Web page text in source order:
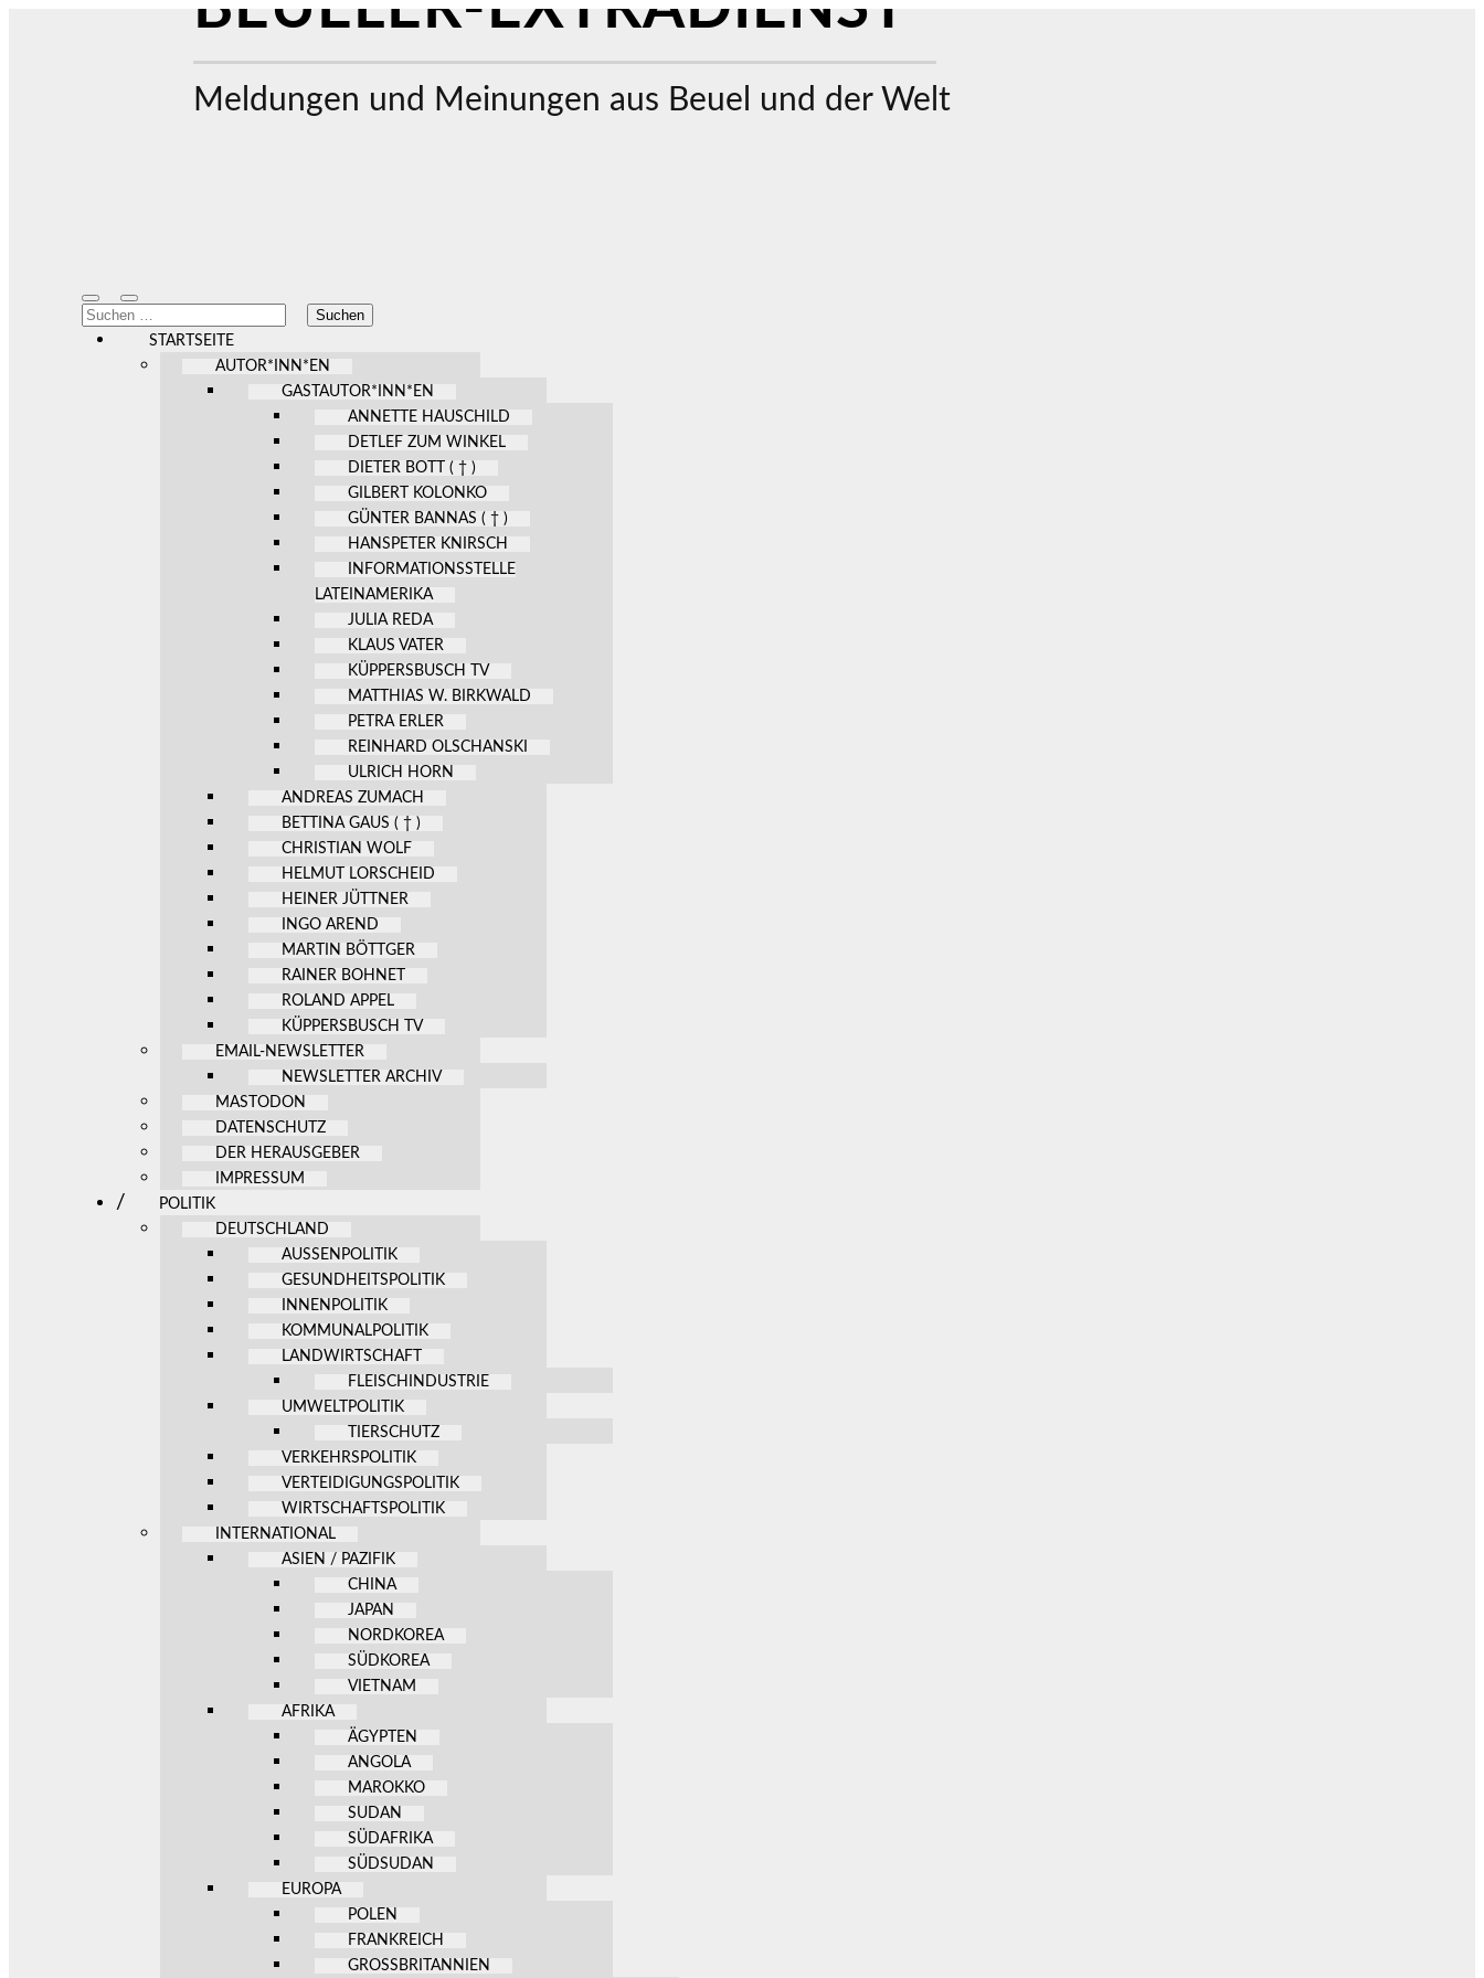
Meldungen und Meinungen aus Beuel und der Welt
Mobile-
Menü
ein-/ausblenden
Suchfeld
ein-/ausblenden
Suchen
nach:
STARTSEITE
AUTOR*INN*EN
GASTAUTOR*INN*EN
ANNETTE HAUSCHILD
DETLEF ZUM WINKEL
DIETER BOTT ( † )
GILBERT KOLONKO
GÜNTER BANNAS ( † )
HANSPETER KNIRSCH
INFORMATIONSSTELLE
LATEINAMERIKA
JULIA REDA
KLAUS VATER
KÜPPERSBUSCH TV
MATTHIAS W. BIRKWALD
PETRA ERLER
REINHARD OLSCHANSKI
ULRICH HORN
ANDREAS ZUMACH
BETTINA GAUS ( † )
CHRISTIAN WOLF
HELMUT LORSCHEID
HEINER JÜTTNER
INGO AREND
MARTIN BÖTTGER
RAINER BOHNET
ROLAND APPEL
KÜPPERSBUSCH TV
EMAIL-NEWSLETTER
NEWSLETTER ARCHIV
MASTODON
DATENSCHUTZ
DER HERAUSGEBER
IMPRESSUM
POLITIK
DEUTSCHLAND
AUSSENPOLITIK
GESUNDHEITSPOLITIK
INNENPOLITIK
KOMMUNALPOLITIK
LANDWIRTSCHAFT
FLEISCHINDUSTRIE
UMWELTPOLITIK
TIERSCHUTZ
VERKEHRSPOLITIK
VERTEIDIGUNGSPOLITIK
WIRTSCHAFTSPOLITIK
INTERNATIONAL
ASIEN / PAZIFIK
CHINA
JAPAN
NORDKOREA
SÜDKOREA
VIETNAM
AFRIKA
ÄGYPTEN
ANGOLA
MAROKKO
SUDAN
SÜDAFRIKA
SÜDSUDAN
EUROPA
POLEN
FRANKREICH
GROSSBRITANNIEN